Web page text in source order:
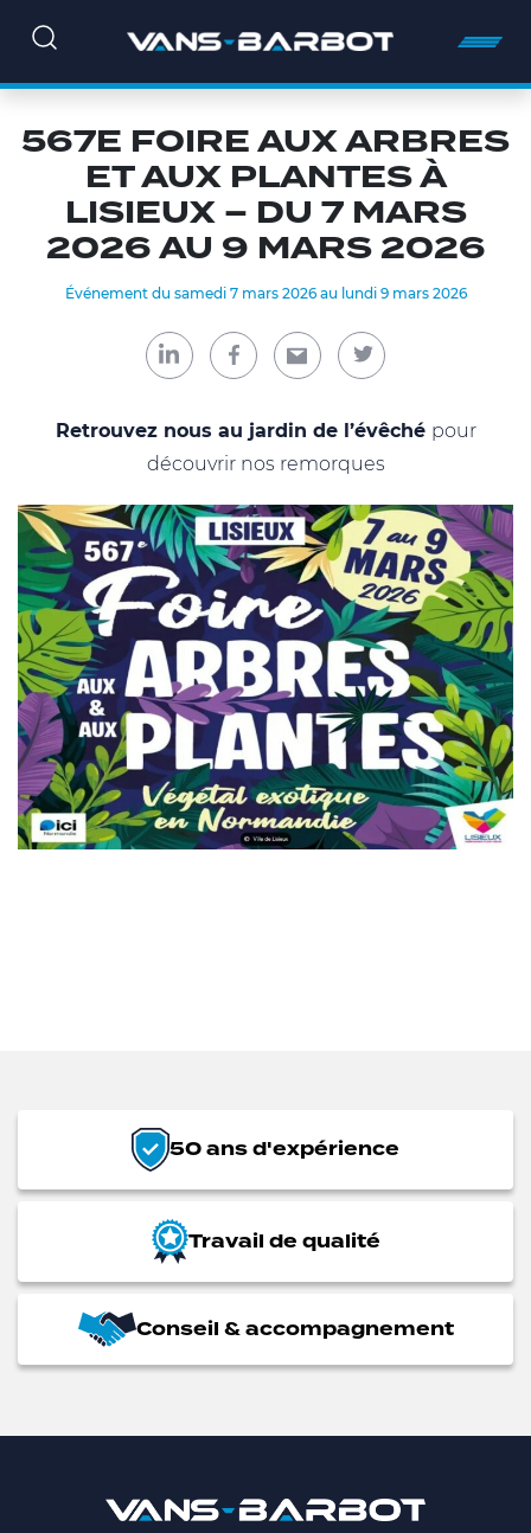
567E FOIRE AUX ARBRES
ET AUX PLANTES À
LISIEUX – DU 7 MARS
2026 AU 9 MARS 2026
Événement du samedi 7 mars 2026 au lundi 9 mars 2026
Retrouvez nous au jardin de l’évêché pour
découvrir nos remorques
50 ans d'expérience
Travail de qualité
Conseil & accompagnement